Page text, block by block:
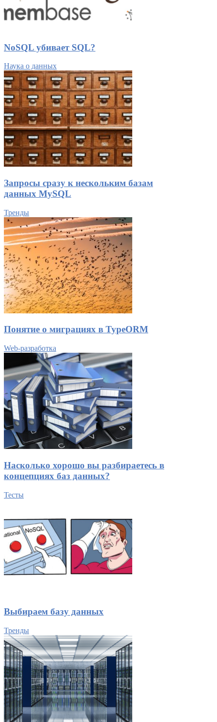
NoSQL убивает SQL?
Наука о данных
Запросы сразу к нескольким базам
данных MySQL
Тренды
Понятие о миграциях в TypeORM
Web-разработка
Насколько хорошо вы разбираетесь в
концепциях баз данных?
Тесты
Выбираем базу данных
Тренды